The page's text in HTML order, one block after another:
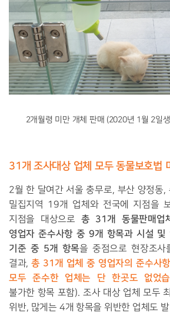
2개월령 미만 개체 판매 (2020년 1월 2일
31 개 조사대상 업체 모두 동물보호법
2월 한 달여간 서울 충무로, 부산 양정동,
밀집지역 19개 업체와 전국에 지점을
지점을 대상으로 총 31 개 동물판매업
영업자 준수사항 중 9개 항목과 시설 및
기준 중 5개 항목을 중점으로 현장조사
결과,총 31개 업체 중 영업자의 준수사
모두 준수한 업체는 단 한곳도 없었
불가한 항목 포함). 조사 대상 업체 모두
위반, 많게는 4개 항목을 위반한 업체도